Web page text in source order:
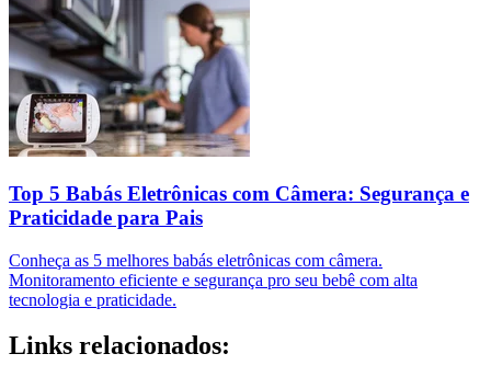
Top 5 Babás Eletrônicas com Câmera: Segurança e
Praticidade para Pais
Conheça as 5 melhores babás eletrônicas com câmera.
Monitoramento eficiente e segurança pro seu bebê com alta
tecnologia e praticidade.
Links relacionados: